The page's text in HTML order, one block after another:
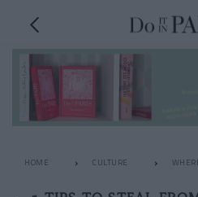
HOME CULTURE